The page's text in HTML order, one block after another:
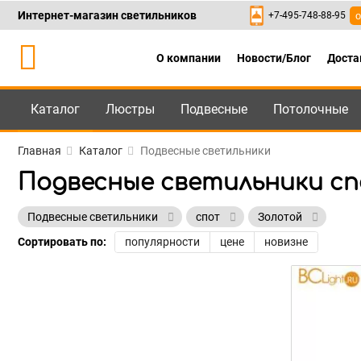
Каталог +7-495-748-88-
Интернет-магазин светильников +7-495-748-88-95
О компании Новости/Блог
Каталог Люстры Подвесные Потолочные
Главная Каталог Подвесные светильники
Подвесные светильники
Подвесные светильники спот
Золотой
Сортировать по:
популярности цене новизне